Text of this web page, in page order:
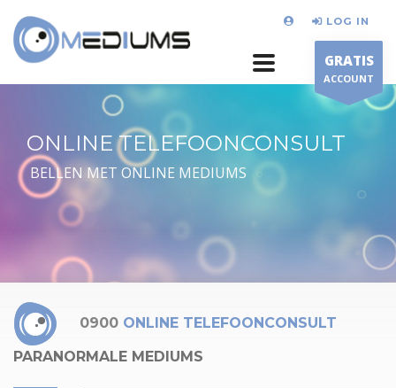
LOG IN
GRATIS
ACCOUNT
ONLINE TELEFOONCONSULT
BELLEN MET ONLINE MEDIUMS
0900 ONLINE TELEFOONCONSULT
PARANORMALE MEDIUMS